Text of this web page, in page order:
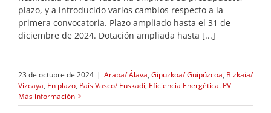
plazo, y a introducido varios cambios respecto a la
primera convocatoria. Plazo ampliado hasta el 31 de
diciembre de 2024. Dotación ampliada hasta [...]
23 de octubre de 2024 | Araba/ Álava, Gipuzkoa/ Guipúzcoa, Bizkaia/
Vizcaya, En plazo, País Vasco/ Euskadi, Eficiencia Energética. PV
Más información